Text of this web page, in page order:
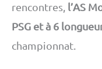
rencontres, l’AS
PSG et à 6
championnat.